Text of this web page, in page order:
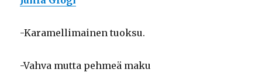
-Karamellimainen tuoksu.
-Vahva mutta pehmeä maku